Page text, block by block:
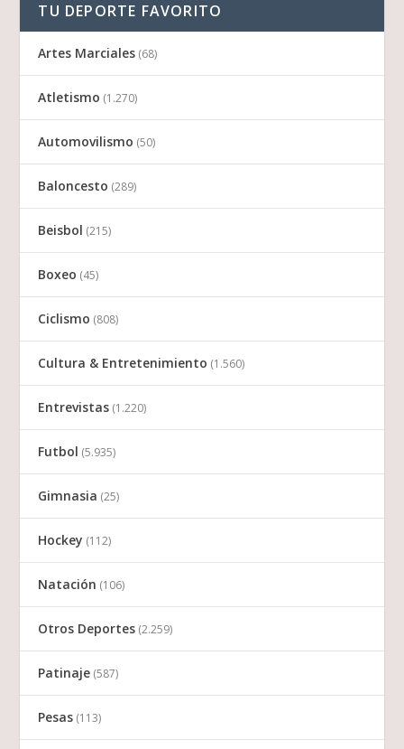
TU DEPORTE FAVORITO
Artes Marciales (68)
Atletismo (1.270)
Automovilismo (50)
Baloncesto (289)
Beisbol (215)
Boxeo (45)
Ciclismo (808)
Cultura & Entretenimiento (1.560)
Entrevistas (1.220)
Futbol (5.935)
Gimnasia (25)
Hockey (112)
Natación (106)
Otros Deportes (2.259)
Patinaje (587)
Pesas (113)